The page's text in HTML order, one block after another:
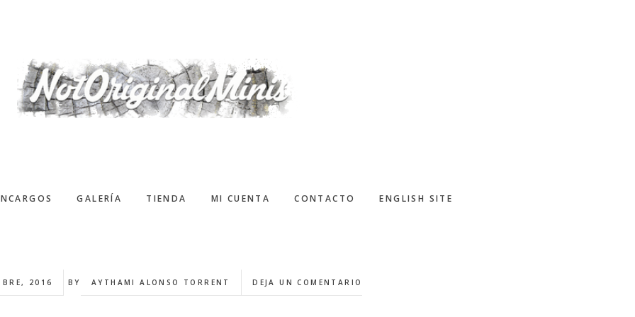
GALERÍA TIENDA MI CUENTA CONTACTO ENGLISH SITE
2016 BY AYTHAMI ALONSO TORRENT DEJA UN COMENTARIO